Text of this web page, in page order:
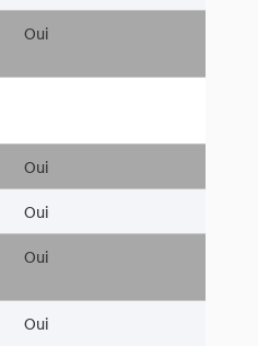
Oui
Oui
Oui
Oui
Oui